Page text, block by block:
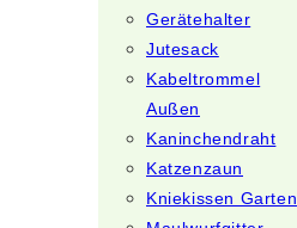
Gerätehalter
Jutesack
Kabeltrommel
Außen
Kaninchendraht
Katzenzaun
Kniekissen Garten